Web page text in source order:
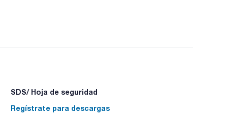
SDS/ Hoja de seguridad
Regístrate para descargas